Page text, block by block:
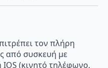
τον πλήρη
από συσκευή με
IOS (κινητό τηλέφωνο,